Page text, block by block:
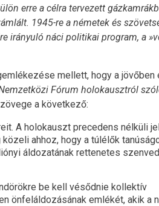
erre a célra tervezett
1945-re a németek és
irányuló náci politikai program, a
mellett, hogy a jövőben
Fórum holokausztról
a következő:
A holokauszt precedens nélküli
ahhoz, hogy a túlélők
áldozatának rettenetes
be kell vésődnie kollektív
önfeláldozásának emlékét, akik a